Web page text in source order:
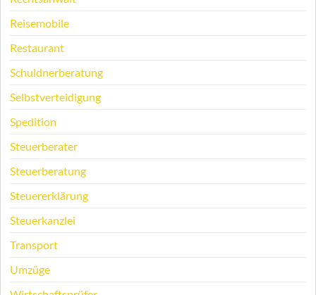
Reisemobile
Restaurant
Schuldnerberatung
Selbstverteidigung
Spedition
Steuerberater
Steuerberatung
Steuererklärung
Steuerkanzlei
Transport
Umzüge